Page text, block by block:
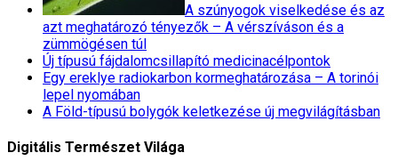
A szúnyogok viselkedése és az
azt meghatározó tényezők – A vérszíváson és a
zümmögésen túl
Új típusú fájdalomcsillapító medicinacélpontok
Egy ereklye radiokarbon kormeghatározása – A torinói
lepel nyomában
A Föld-típusú bolygók keletkezése új megvilágításban
Digitális Természet Világa